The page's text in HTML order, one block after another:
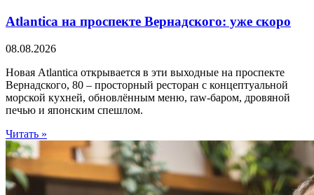
Atlantica на проспекте Вернадского: уже скоро
08.08.2026
Новая Atlantica открывается в эти выходные на проспекте
Вернадского, 80 – просторный ресторан с концептуальной
морской кухней, обновлённым меню, raw-баром, дровяной
печью и японским спешлом.
Читать »